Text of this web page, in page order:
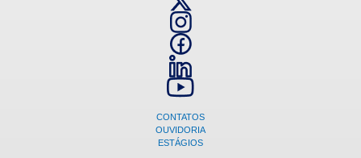
CONTATOS
OUVIDORIA
ESTÁGIOS